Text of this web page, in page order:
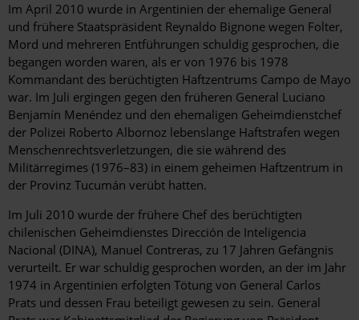
Im April 2010 wurde in Argentinien der ehemalige General
und frühere Staatspräsident Reynaldo Bignone wegen Folter,
Mord und mehreren Entführungen schuldig gesprochen, die
begangen worden waren, als er von 1976 bis 1978
Kommandant des berüchtigten Haftzentrums Campo de Mayo
war. Im Juli ergingen gegen den früheren General Luciano
Benjamín Menéndez und den ehemaligen Geheimdienstchef
der Polizei Roberto Albornoz lebenslange Haftstrafen wegen
Menschenrechtsverletzungen, die sie während des
Militärregimes (1976–83) in einem geheimen Haftzentrum in
der Provinz Tucumán verübt hatten.
Im Juli 2010 wurde der frühere Chef des berüchtigten
chilenischen Geheimdienstes Dirección de Inteligencia
Nacional (DINA), Manuel Contreras, zu 17 Jahren Gefängnis
verurteilt. Er war schuldig gesprochen worden, an der im Jahr
1974 in Argentinien erfolgten Tötung von General Carlos
Prats und dessen Frau beteiligt gewesen zu sein. General